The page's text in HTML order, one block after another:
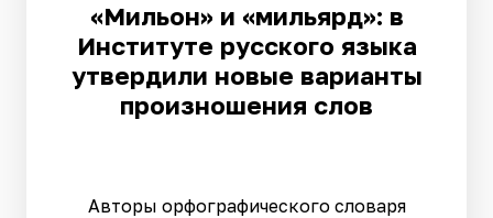
«Мильон» и «мильярд»: в
Институте русского языка
утвердили новые варианты
произношения слов
Авторы орфографического словаря